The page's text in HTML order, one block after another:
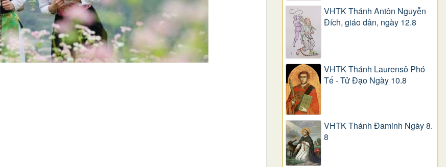
VHTK Thánh Antôn Nguyễn
Ðích, giáo dân, ngày 12.8
VHTK Thánh Laurensô Phó
Tế - Tử Đạo Ngày 10.8
VHTK Thánh Đaminh Ngày 8.
8